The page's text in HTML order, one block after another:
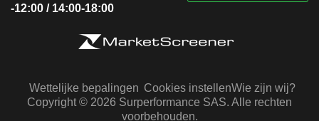
-12:00 / 14:00-18:00
Wettelijke bepalingen Cookies instellenWie zijn wij?
Copyright © 2026 Surperformance SAS. Alle rechten
voorbehouden.